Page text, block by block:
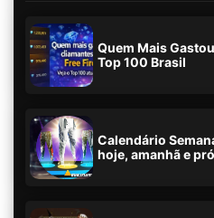
Quem Mais
Top 100 Brasil
Calendário
hoje, amanhã e